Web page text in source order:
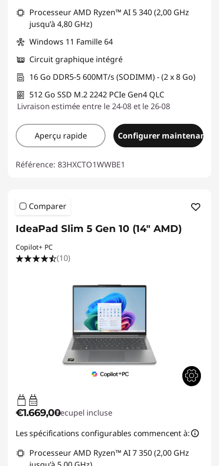
Processeur AMD Ryzen™ AI 5 340 (2,00 GHz
jusqu’à 4,80 GHz)
Windows 11 Famille 64
Circuit graphique intégré
16 Go DDR5-5 600MT/s (SODIMM) - (2 x 8 Go)
512 Go SSD M.2 2242 PCIe Gen4 QLC
Livraison estimée entre le 24-08 et le 26-08
Aperçu rapide Configurer maintenant
Référence: 83HXCTO1WWBE1
Comparer
IdeaPad Slim 5 Gen 10 (14" AMD)
Copilot+ PC
(10)
45W-65W
USB PD
€1.669,00Recupel incluse
Les spécifications configurables commencent à:
Processeur AMD Ryzen™ AI 7 350 (2,00 GHz